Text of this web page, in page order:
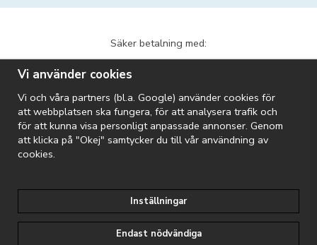
Säker betalning med:
Vi skickar med:
Riopool är en del av Folkpool-koncernen:
Vi använder cookies
Vi och våra partners (bl.a. Google) använder cookies för
att webbplatsen ska fungera, för att analysera trafik och
för att kunna visa personligt anpassade annonser. Genom
att klicka på "Okej" samtycker du till vår användning av
cookies.
Inställningar
Endast nödvändiga